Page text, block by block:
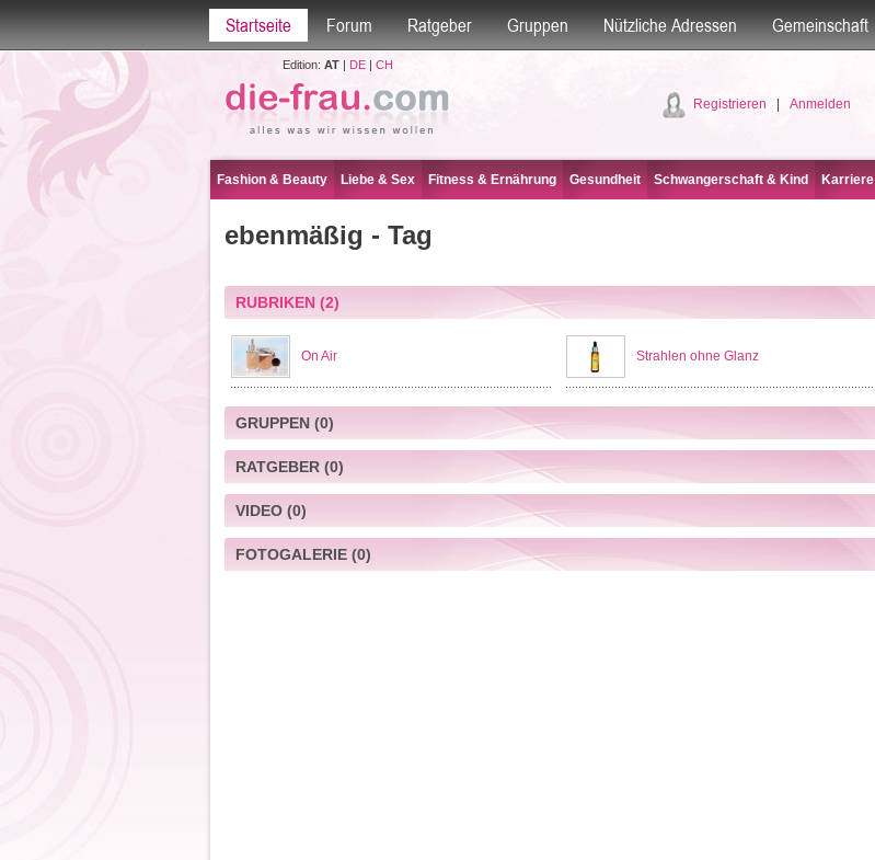
Startseite Forum Ratgeber Gruppen Nützliche Adressen Gemeinschaft
Edition: AT| DE| CH
Registrieren Anmelden
Fashion & Beauty Liebe & Sex Fitness & Ernährung Gesundheit Schwangerschaft & Kind Karriere
ebenmäßig - Tag
RUBRIKEN(2)
On Air Strahlen ohne Glanz
GRUPPEN(0)
RATGEBER(0)
VIDEO(0)
FOTOGALERIE(0)